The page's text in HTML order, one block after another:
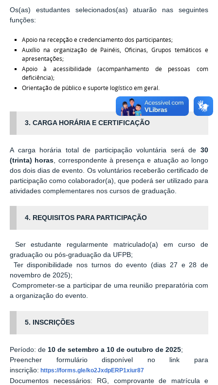
Os(as) estudantes selecionados(as) atuarão nas seguintes
funções:
Apoio na recepção e credenciamento dos participantes;
Auxílio na organização de Painéis, Oficinas, Grupos temáticos e
apresentações;
Apoio à acessibilidade (acompanhamento de pessoas com
deficiência);
Orientação de público e suporte logístico em geral.
3. CARGA HORÁRIA E CERTIFICAÇÃO
A carga horária total de participação voluntária será de 30
(trinta) horas , correspondente à presença e atuação ao longo
dos dois dias de evento. Os voluntários receberão certificado de
participação como colaborador(a), que poderá ser utilizado para
atividades complementares nos cursos de graduação.
4. REQUISITOS PARA PARTICIPAÇÃO
Ser estudante regularmente matriculado(a) em curso de
graduação ou pós-graduação da UFPB;
Ter disponibilidade nos turnos do evento (dias 27 e 28 de
novembro de 2025);
Comprometer-se a participar de uma reunião preparatória com
a organização do evento.
5. INSCRIÇÕES
Período: de 10 de setembro a 10 de outubro de 2025;
Preencher formulário disponível no link para
inscrição: https://forms.gle/ko2JxdpERP1xiur87
Documentos necessários: RG, comprovante de matrícula e